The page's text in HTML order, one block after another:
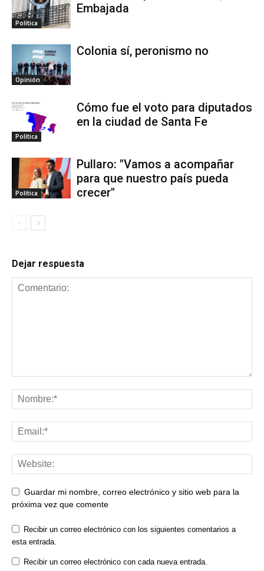
Política
Embajada
Opinión
Colonia sí, peronismo no
Política
Cómo fue el voto para diputados
en la ciudad de Santa Fe
Política
Pullaro: "Vamos a acompañar
para que nuestro país pueda
crecer"
Dejar respuesta
Guardar mi nombre, correo electrónico y sitio web para la
próxima vez que comente
Recibir un correo electrónico con los siguientes comentarios a
esta entrada.
Recibir un correo electrónico con cada nueva entrada.